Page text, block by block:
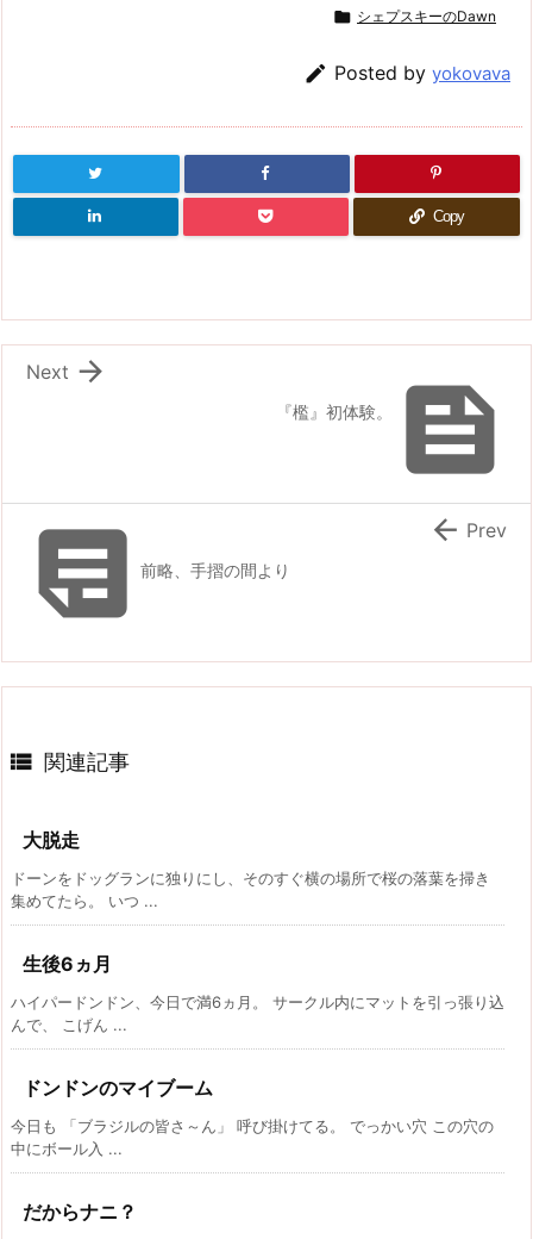
 シェプスキーのDawn
 Posted by yokovava
Copy

『檻』初体験。

Next
前略、手摺の間より
 Prev
 関連記事
大脱走
ドーンをドッグランに独りにし、そのすぐ横の場所で桜の落葉を掃き
集めてたら。 いつ ...
生後6ヵ月
ハイパードンドン、今日で満6ヵ月。 サークル内にマットを引っ張り込
んで、 こげん ...
ドンドンのマイブーム
今日も 「ブラジルの皆さ～ん」 呼び掛けてる。 でっかい穴 この穴の
中にボール入 ...
だからナニ？